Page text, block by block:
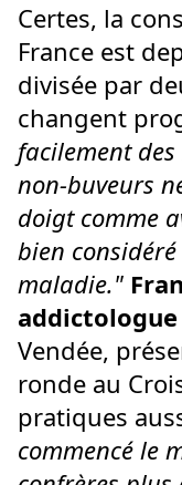
Certes, la
France est
divisée par
changent
facilement
non-buveurs
doigt comme
bien
maladie."
Vendée,
ronde au
pratiques
commencé le